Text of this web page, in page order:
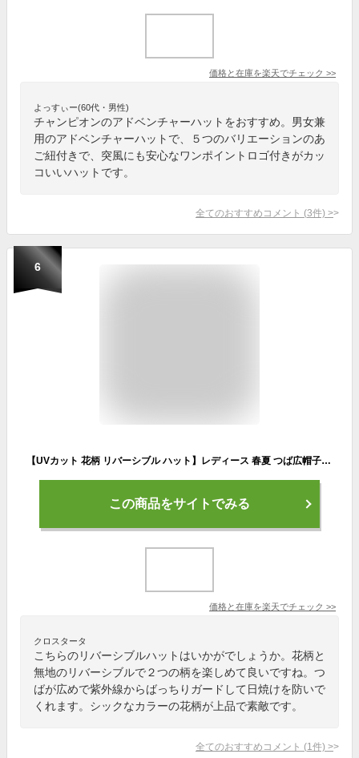
価格と在庫を楽天でチェック >>
よっすぃー(60代・男性)
チャンピオンのアドベンチャーハットをおすすめ。男女兼
用のアドベンチャーハットで、５つのバリエーションのあ
ご紐付きで、突風にも安心なワンポイントロゴ付きがカッ
コいいハットです。
全てのおすすめコメント (3件) >
6
【UVカット 花柄 リバーシブル ハット】レディース 春夏 つば広帽子 手洗い UV 日除け 帽子 遮光 畳める つば広 ストローハット 紫外線カット 帽子 折りたたみ サファリハット 紐付き uv 日焼け 防止 あごひもシニア 婦人 ブラック ベージュ ネイビー UPF50+
この商品をサイトでみる
価格と在庫を楽天でチェック >>
クロスタータ
こちらのリバーシブルハットはいかがでしょうか。花柄と
無地のリバーシブルで２つの柄を楽しめて良いですね。つ
ばが広めで紫外線からばっちりガードして日焼けを防いで
くれます。シックなカラーの花柄が上品で素敵です。
全てのおすすめコメント (1 件) >